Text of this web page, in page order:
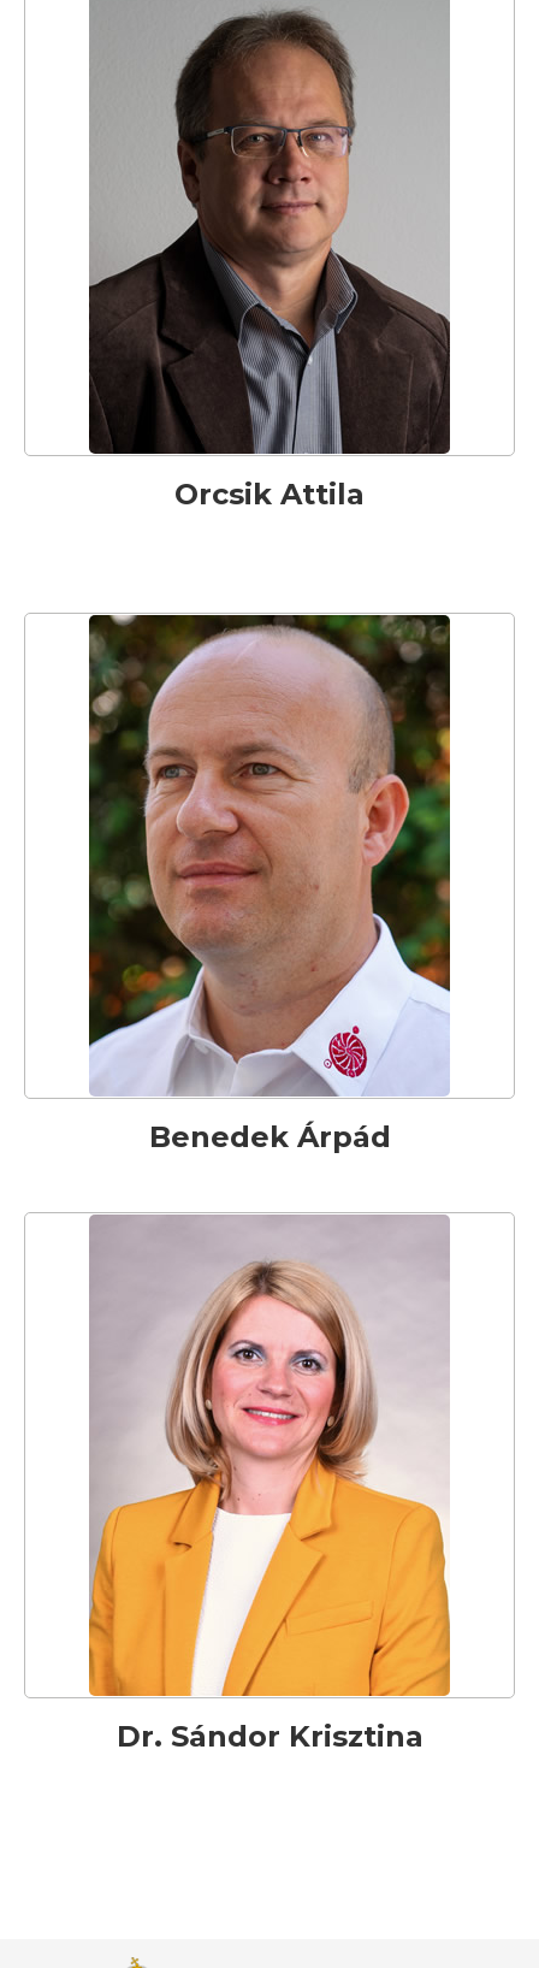
Orcsik Attila
Benedek Árpád
Dr. Sándor Krisztina